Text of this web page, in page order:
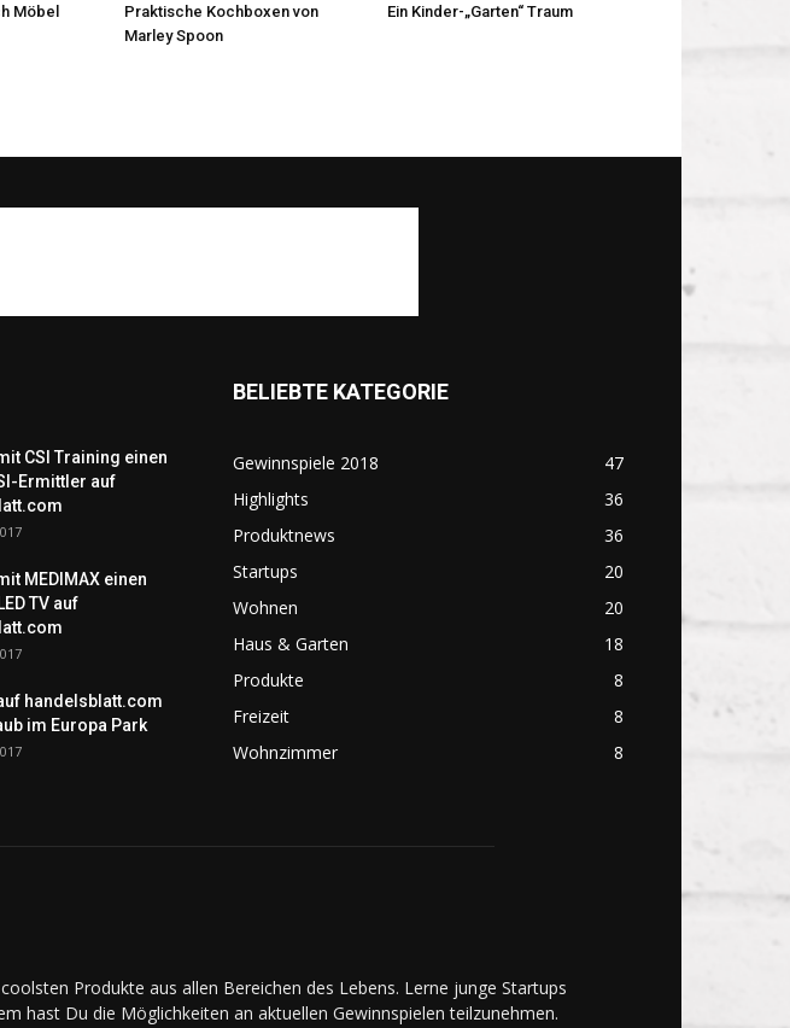
Möbel
Praktische Kochboxen von
Marley Spoon
Ein Kinder-„Garten“ Traum
CSI Training einen
Ermittler auf
MEDIMAX einen
TV auf
handelsblatt.com
im Europa Park
BELIEBTE KATEGORIE
Gewinnspiele 2018
47
Highlights
36
Produktnews
36
Startups
20
Wohnen
20
Haus & Garten
18
Produkte
8
Freizeit
8
Wohnzimmer
8
Produkte aus allen Bereichen des Lebens. Lerne junge Startups
hast Du die Möglichkeiten an aktuellen Gewinnspielen teilzunehmen.